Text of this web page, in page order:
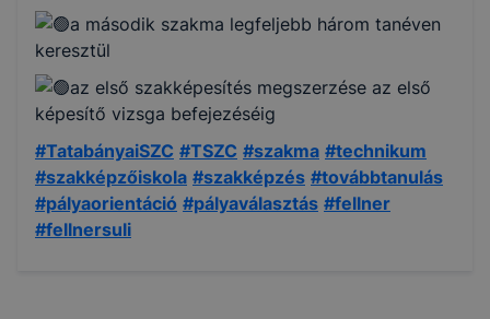
a második szakma legfeljebb három tanéven
keresztül
az első szakképesítés megszerzése az első
képesítő vizsga befejezéséig
#TatabányaiSZC #TSZC #szakma #technikum
#szakképzőiskola #szakképzés #továbbtanulás
#pályaorientáció #pályaválasztás #fellner
#fellnersuli